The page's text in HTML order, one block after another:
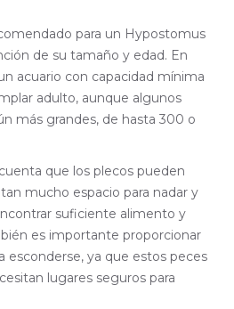
para un Hypostomus
de su tamaño y edad. En
acuario con capacidad mínima
adulto, aunque algunos
más grandes, de hasta 300 o
que los plecos pueden
mucho espacio para nadar y
suficiente alimento y
es importante proporcionar
esconderse, ya que estos peces
lugares seguros para